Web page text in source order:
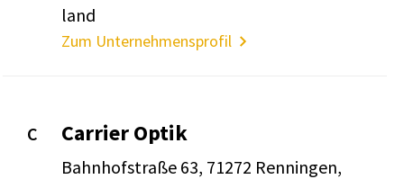
land
Zum Unternehmensprofil
C Carrier Optik
Bahn­hof­straße 63, 71272 Renningen,